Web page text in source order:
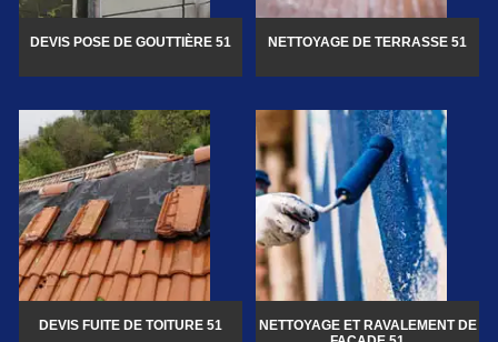
DEVIS POSE DE GOUTTIÈRE 51 NETTOYAGE DE TERRASSE 51
DEVIS FUITE DE TOITURE 51
NETTOYAGE ET RAVALEMENT DE